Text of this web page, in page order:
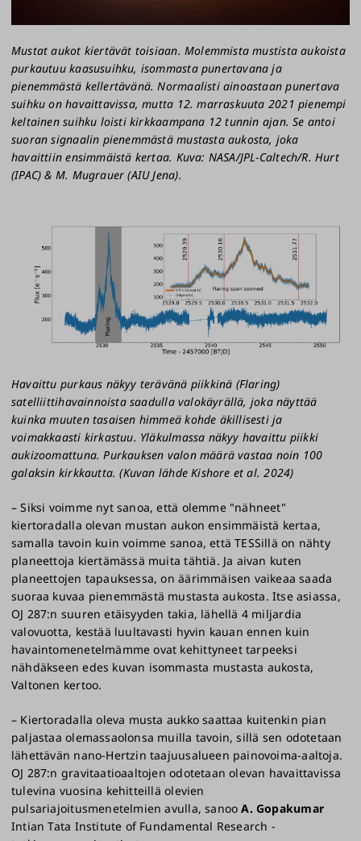
Mustat aukot kiertävät toisiaan. Molemmista mustista aukoista
purkautuu kaasusuihku, isommasta punertavana ja
pienemmästä kellertävänä. Normaalisti ainoastaan punertava
suihku on havaittavissa, mutta 12. marraskuuta 2021 pienempi
keltainen suihku loisti kirkkaampana 12 tunnin ajan. Se antoi
suoran signaalin pienemmästä mustasta aukosta, joka
havaittiin ensimmäistä kertaa. Kuva: NASA/JPL-Caltech/R. Hurt
(IPAC) & M. Mugrauer (AIU Jena).
Havaittu purkaus näkyy terävänä piikkinä (Flaring)
satelliittihavainnoista saadulla valokäyrällä, joka näyttää
kuinka muuten tasaisen himmeä kohde äkillisesti ja
voimakkaasti kirkastuu. Yläkulmassa näkyy havaittu piikki
aukizoomattuna. Purkauksen valon määrä vastaa noin 100
galaksin kirkkautta. (Kuvan lähde Kishore et al. 2024)
– Siksi voimme nyt sanoa, että olemme "nähneet"
kiertoradalla olevan mustan aukon ensimmäistä kertaa,
samalla tavoin kuin voimme sanoa, että TESSillä on nähty
planeettoja kiertämässä muita tähtiä. Ja aivan kuten
planeettojen tapauksessa, on äärimmäisen vaikeaa saada
suoraa kuvaa pienemmästä mustasta aukosta. Itse asiassa,
OJ 287:n suuren etäisyyden takia, lähellä 4 miljardia
valovuotta, kestää luultavasti hyvin kauan ennen kuin
havaintomenetelmämme ovat kehittyneet tarpeeksi
nähdäkseen edes kuvan isommasta mustasta aukosta,
Valtonen kertoo.
– Kiertoradalla oleva musta aukko saattaa kuitenkin pian
paljastaa olemassaolonsa muilla tavoin, sillä sen odotetaan
lähettävän nano-Hertzin taajuusalueen painovoima-aaltoja.
OJ 287:n gravitaatioaaltojen odotetaan olevan havaittavissa
tulevina vuosina kehitteillä olevien
pulsariajoitusmenetelmien avulla, sanooA. Gopakumar
Intian Tata Institute of Fundamental Research -